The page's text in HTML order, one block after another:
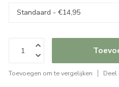
Toevoegen om te vergelijken